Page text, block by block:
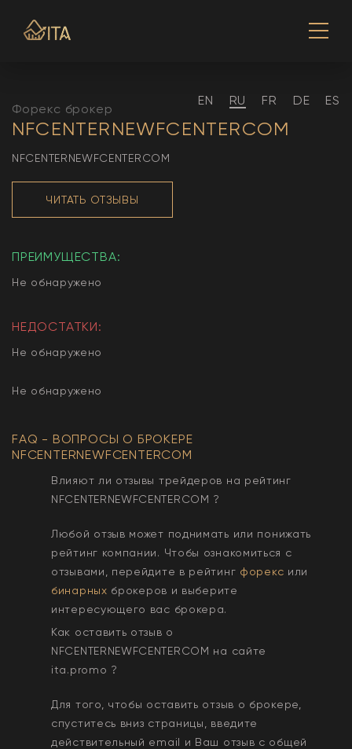
EN RU FR DE ES
Форекс брокер
NFCENTERNEWFCENTERCOM
NFCENTERNEWFCENTERCOM
ЧИТАТЬ ОТЗЫВЫ
ПРЕИМУЩЕСТВА:
Не обнаружено
НЕДОСТАТКИ:
Не обнаружено
Не обнаружено
FAQ - ВОПРОСЫ О БРОКЕРЕ
NFCENTERNEWFCENTERCOM
Влияют ли отзывы трейдеров на рейтинг
NFCENTERNEWFCENTERCOM ?
Любой отзыв может поднимать или понижать
рейтинг компании. Чтобы ознакомиться с
отзывами, перейдите в рейтинг форекс или
бинарных брокеров и выберите
интересующего вас брокера.
Как оставить отзыв о
NFCENTERNEWFCENTERCOM на сайте
ita.promo ?
Для того, чтобы оставить отзыв о брокере,
спуститесь вниз страницы, введите
действительный email и Ваш отзыв с общей